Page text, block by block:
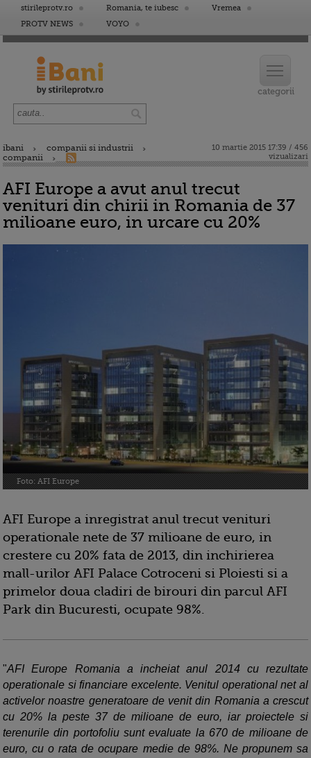
stirileprotv.ro Romania, te iubesc
Vremea
PROTV NEWS
VOYO
ibani
companii si industrii
companii
10 martie 2015 17:39 / 456
vizualizari
AFI Europe a avut anul trecut
venituri din chirii in Romania de 37
milioane euro, in urcare cu 20%
Foto: AFI Europe
AFI Europe a inregistrat anul trecut venituri
operationale nete de 37 milioane de euro, in
crestere cu 20% fata de 2013, din inchirierea
mall-urilor AFI Palace Cotroceni si Ploiesti si a
primelor doua cladiri de birouri din parcul AFI
Park din Bucuresti, ocupate 98%.
"AFI Europe Romania a incheiat anul 2014 cu rezultate
operationale si financiare excelente. Venitul operational net al
activelor noastre generatoare de venit din Romania a crescut
cu 20% la peste 37 de milioane de euro, iar proiectele si
terenurile din portofoliu sunt evaluate la 670 de milioane de
euro, cu o rata de ocupare medie de 98%. Ne propunem sa